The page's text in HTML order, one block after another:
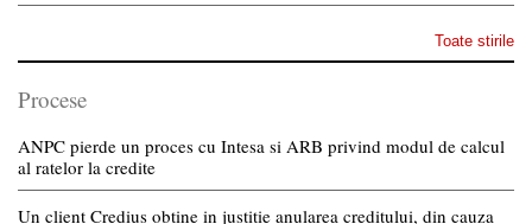
Toate stirile
Procese
ANPC pierde un proces cu Intesa si ARB privind modul de calcul
al ratelor la credite
Un client Credius obtine in justitie anularea creditului, din cauza